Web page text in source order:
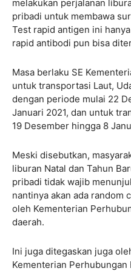
melakukan perjalanan
pribadi untuk membawa
Test rapid antigen ini
rapid antibodi pun bisa
Masa berlaku SE
untuk transportasi Laut,
dengan periode mulai 22
Januari 2021, dan untuk
19 Desember hingga 8
Meski disebutkan,
liburan Natal dan Tahun
pribadi tidak wajib
nantinya akan ada random
oleh Kementerian
daerah.
Ini juga ditegaskan juga
Kementerian